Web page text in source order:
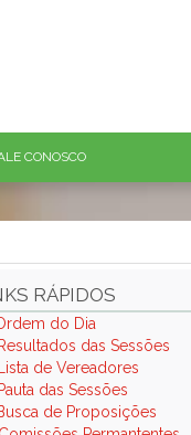
CONOSCO
RÁPIDOS
do Dia
Resultados das Sessões
Lista de Vereadores
Pauta das Sessões
de Proposições